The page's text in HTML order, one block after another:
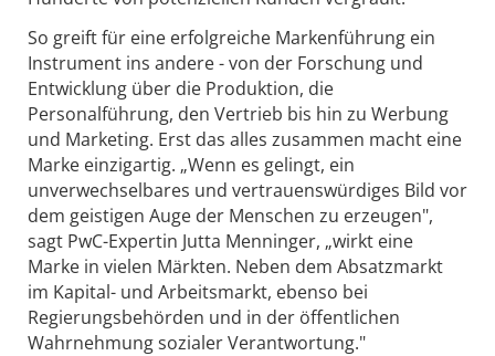
So greift für eine erfolgreiche Markenführung ein
Instrument ins andere - von der Forschung und
Entwicklung über die Produktion, die
Personalführung, den Vertrieb bis hin zu Werbung
und Marketing. Erst das alles zusammen macht eine
Marke einzigartig. „Wenn es gelingt, ein
unverwechselbares und vertrauenswürdiges Bild vor
dem geistigen Auge der Menschen zu erzeugen",
sagt PwC-Expertin Jutta Menninger, „wirkt eine
Marke in vielen Märkten. Neben dem Absatzmarkt
im Kapital- und Arbeitsmarkt, ebenso bei
Regierungsbehörden und in der öffentlichen
Wahrnehmung sozialer Verantwortung."